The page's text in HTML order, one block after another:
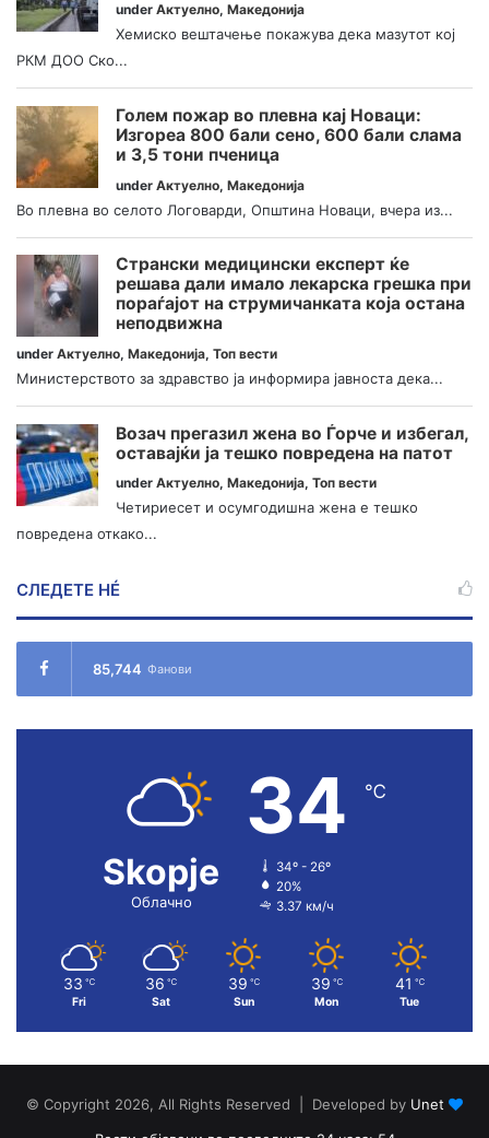
under Актуелно, Македонија
Хемиско вештачење покажува дека мазутот кој
РКМ ДОО Ско...
Голем пожар во плевна кај Новаци:
Изгореа 800 бали сено, 600 бали слама
и 3,5 тони пченица
under Актуелно, Македонија
Во плевна во селото Логоварди, Општина Новаци, вчера из...
Странски медицински експерт ќе
решава дали имало лекарска грешка при
пораѓајот на струмичанката која остана
неподвижна
under Актуелно, Македонија, Топ вести
Министерството за здравство ја информира јавноста дека...
Возач прегазил жена во Ѓорче и избегал,
оставајќи ја тешко повредена на патот
under Актуелно, Македонија, Топ вести
Четириесет и осумгодишна жена е тешко
повредена откако...
СЛЕДЕТЕ НÉ
85,744 Фанови
Skopje
Облачно
34 ℃
34º - 26º
20%
3.37 км/ч
33 ℃
Fri
36 ℃
Sat
39 ℃
Sun
39 ℃
Mon
41 ℃
Tue
© Copyright 2026, All Rights Reserved | Developed by Unet